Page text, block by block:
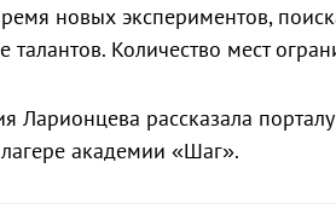
новых экспериментов,
талантов. Количество мест
рассказала
академии «Шаг».